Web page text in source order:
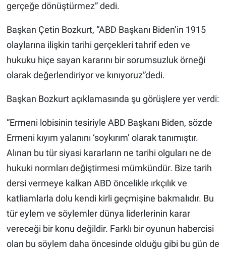
gerçeğe dönüştürmez” dedi.
Başkan Çetin Bozkurt, “ABD Başkanı Biden’in 1915
olaylarına ilişkin tarihi gerçekleri tahrif eden ve
hukuku hiçe sayan kararını bir sorumsuzluk örneği
olarak değerlendiriyor ve kınıyoruz”dedi.
Başkan Bozkurt açıklamasında şu görüşlere yer verdi:
“Ermeni lobisinin tesiriyle ABD Başkanı Biden, sözde
Ermeni kıyım yalanını ‘soykırım’ olarak tanımıştır.
Alınan bu tür siyasi kararların ne tarihi olguları ne de
hukuki normları değiştirmesi mümkündür. Bize tarih
dersi vermeye kalkan ABD öncelikle ırkçılık ve
katliamlarla dolu kendi kirli geçmişine bakmalıdır. Bu
tür eylem ve söylemler dünya liderlerinin karar
vereceği bir konu değildir. Farklı bir oyunun habercisi
olan bu söylem daha öncesinde olduğu gibi bu gün de